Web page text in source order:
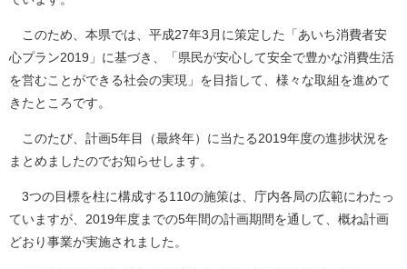
このため、本県では、平成27年3月に策定した「あいち消費者安
心プラン2019」に基づき、「県民が安心して安全で豊かな消費生活
を営むことができる社会の実現」を目指して、様々な取組を進めて
きたところです。
このたび、計画5年目（最終年）に当たる2019年度の進捗状況を
まとめましたのでお知らせします。
3つの目標を柱に構成する110の施策は、庁内各局の広範にわたっ
ていますが、2019年度までの5年間の計画期間を通して、概ね計画
どおり事業が実施されました。